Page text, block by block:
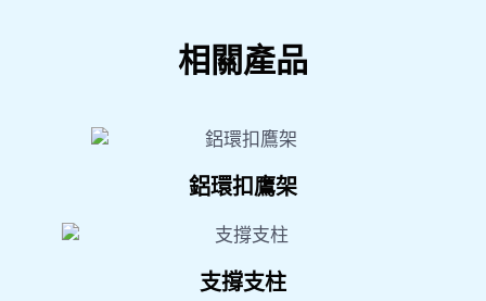
相關產品
鋁環扣鷹架
支撐支柱